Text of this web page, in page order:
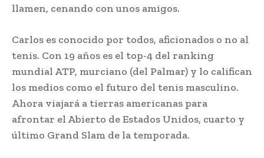
llamen, cenando con unos amigos.
Carlos es conocido por todos, aficionados o no al
tenis. Con 19 años es el top-4 del ranking
mundial ATP, murciano (del Palmar) y lo califican
los medios como el futuro del tenis masculino.
Ahora viajará a tierras americanas para
afrontar el Abierto de Estados Unidos, cuarto y
último Grand Slam de la temporada.